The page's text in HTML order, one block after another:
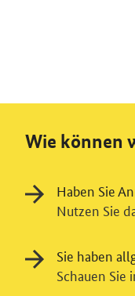
Wie können
Haben Sie
Nutzen Sie
Sie haben
Schauen Sie